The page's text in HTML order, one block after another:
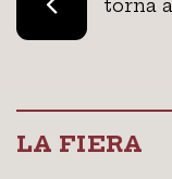
torna
LA FIERA